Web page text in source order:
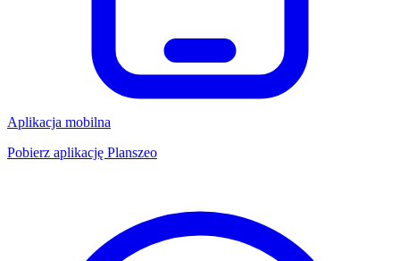
Aplikacja mobilna
Pobierz aplikację Planszeo